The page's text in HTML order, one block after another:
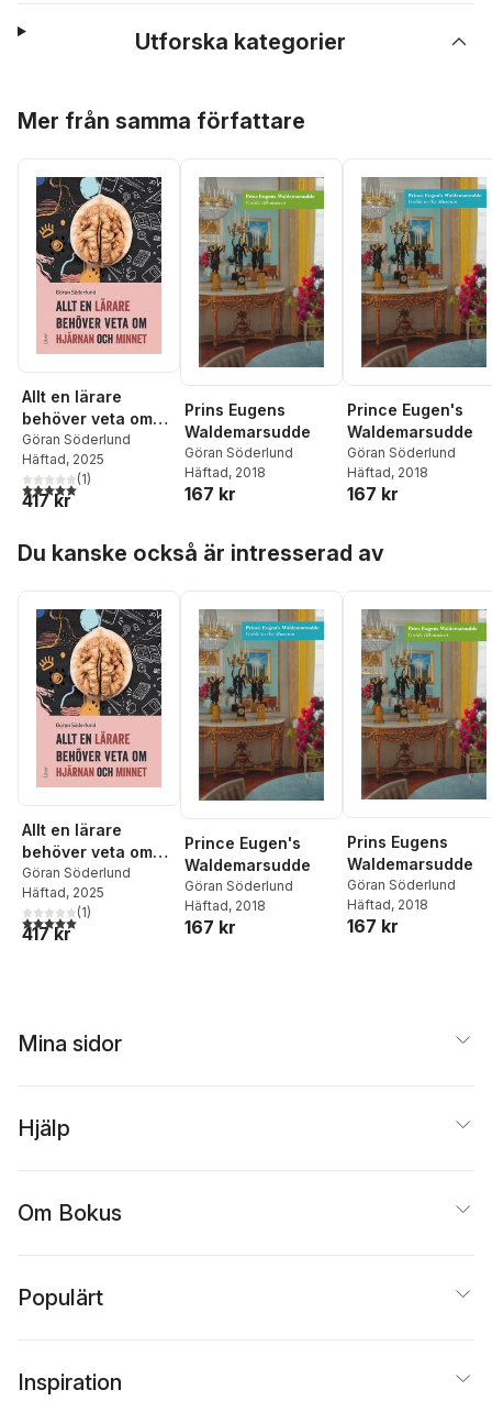
Utforska kategorier
Mer från samma författare
Allt en lärare
behöver veta om
hjärnan och minnet
Göran Söderlund
Häftad, 2025
5,0utav 5 stjärnor. Totalt antal röster:
(1)
417 kr
Prins Eugens
Waldemarsudde
Göran Söderlund
Häftad, 2018
167 kr
Prince Eugen's
Waldemarsudde
Göran Söderlund
Häftad, 2018
167 kr
Du kanske också är intresserad av
Allt en lärare
behöver veta om
hjärnan och minnet
Göran Söderlund
Häftad, 2025
5,0utav 5 stjärnor. Totalt antal röster:
(1)
417 kr
Prince Eugen's
Waldemarsudde
Göran Söderlund
Häftad, 2018
167 kr
Prins Eugens
Waldemarsudde
Göran Söderlund
Häftad, 2018
167 kr
Mina sidor
Hjälp
Om Bokus
Populärt
Inspiration